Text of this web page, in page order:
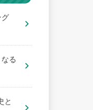
グ
る
と